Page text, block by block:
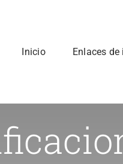
Inicio Enlaces de